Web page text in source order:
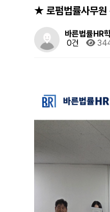
★ 로펌법률사무원
바른법률HR
0건